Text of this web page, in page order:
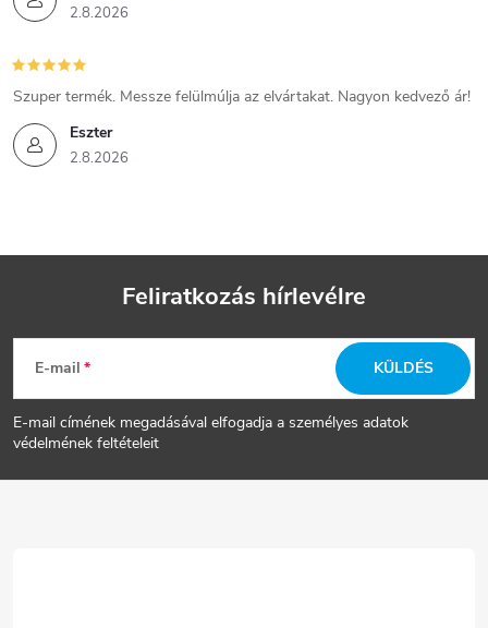
2.8.2026
Eszter
2.8.2026
Szuper termék. Messze felülmúlja az elvártakat. Nagyon kedvező ár!
L
á
b
Feliratkozás hírlevélre
E-mail
E-mail címének megadásával elfogadja a személyes adatok
védelmének feltételeit
KÜLDÉS